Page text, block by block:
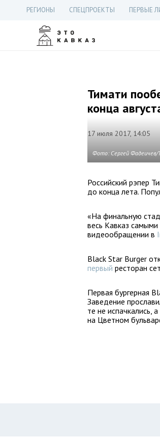
РЕГИОНЫ СПЕЦПРОЕКТЫ ПЕРВЫЕ
Тимати
конца
17 июля 2017, 14:05
Фото: Сергей Фадеичев/
Российский рэпер
до конца лета.
«На финальную
весь Кавказ
видеообращении в
Black Star Burger
первый ресторан
Первая бургерная
Заведение
те не испачкались,
на Цветном